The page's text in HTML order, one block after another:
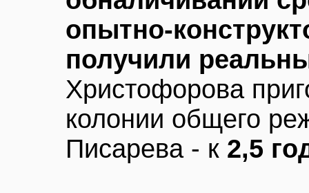
опытно-
получили
Христофорова
колонии общего
Писарева - к 2,5